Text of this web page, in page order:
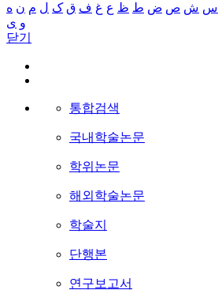
س ش ص ض ط ظ ع غ ف ق ک ل م ن ه
و ی
닫기
통합검색
국내학술논문
학위논문
해외학술논문
학술지
단행본
연구보고서